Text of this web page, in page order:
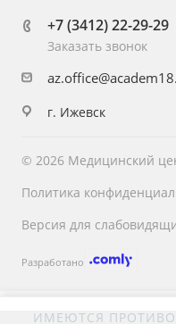
+7 (3412) 22-29-29
Заказать звонок
г. Ижевск
© 2026 Медицинский
Политика
Версия для
Разработано
ИМЕЮТСЯ